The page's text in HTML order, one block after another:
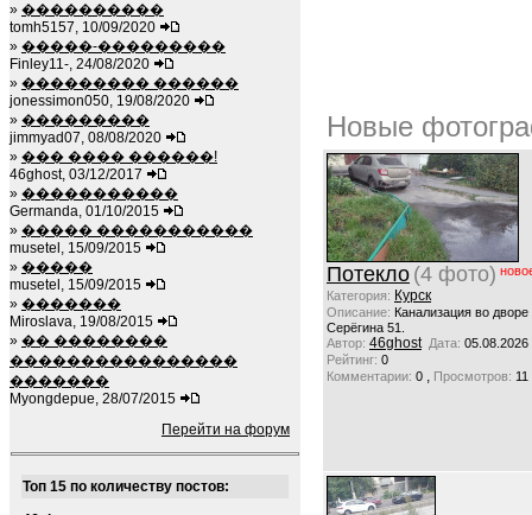
» ����������
tomh5157, 10/09/2020
» �����-���������
Finley11-, 24/08/2020
» ��������� ������
jonessimon050, 19/08/2020
» ���������
jimmyad07, 08/08/2020
» ��� ���� ������!
46ghost, 03/12/2017
» �����������
Germanda, 01/10/2015
» ����� �����������
musetel, 15/09/2015
» �����
musetel, 15/09/2015
» �������
Miroslava, 19/08/2015
» �� ��������
����������������
�������
Myongdepue, 28/07/2015
Перейти на форум
Топ 15 по количеству постов:
Новые
Потекло (4 фото)
Категория: Курск
Описание: Канализация во
Серёгина 51.
Автор: 46ghost Дата: 05.08.2026
Рейтинг: 0
Комментарии: 0 , Просмотров: 11